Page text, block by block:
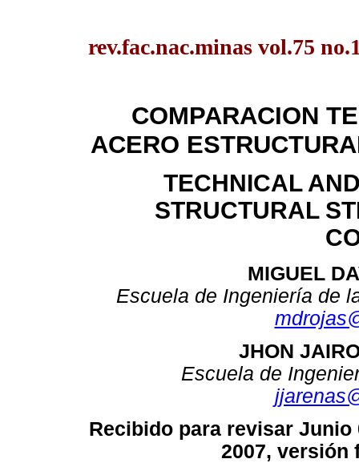
rev.fac.nac.minas vol.75
COMPARACION
ACERO
TECHNICAL
STRUCTURAL
MIGUEL
Escuela de Ingeniería de
JHON
Escuela de
Recibido para revisar Junio
2007, versión